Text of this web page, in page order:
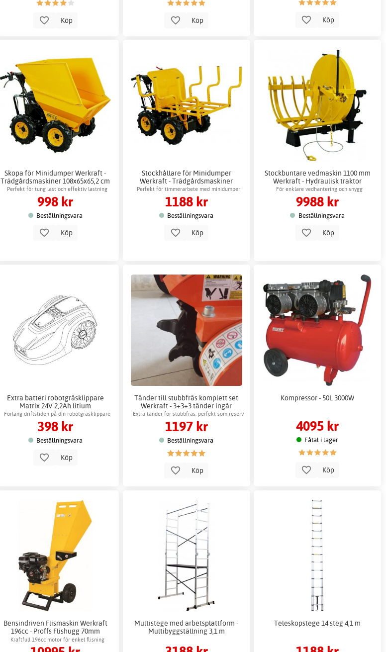
Köp Köp Köp
Skopa för Minidumper Werkraft -
Trädgårdsmaskiner 108x65x65,2 cm
Perfekt för tung last och effektiv lastning
998 kr
Beställningsvara
Köp
Stockhållare för Minidumper
Werkraft - Trädgårdsmaskiner
122x138x84 cm
Perfekt för timmerarbete med minidumper
1188 kr
Beställningsvara
Köp
Stockbuntare vedmaskin 1100 mm
Werkraft - Hydraulisk traktor
För enklare vedhantering och snygg
vedstapling
9988 kr
Beställningsvara
Köp
Extra batteri robotgräsklippare
Matrix 24V 2,2Ah litium
Förläng driftstiden på din robotgräsklippare
398 kr
Beställningsvara
Köp
Tänder till stubbfräs komplett set
Werkraft - 3+3+3 tänder ingår
Extra tänder för stubbfräs, perfekt som reserv
1197 kr
Beställningsvara
Köp
Kompressor - 50L 3000W
4095 kr
Fåtal i lager
Köp
Bensindriven Flismaskin Werkraft
196cc - Proffs Flishugg 70mm
Kraftfull 196cc motor för enkel flisning
Multistege med arbetsplattform -
Multibyggställning 3,1 m
Teleskopstege 14 steg 4,1 m